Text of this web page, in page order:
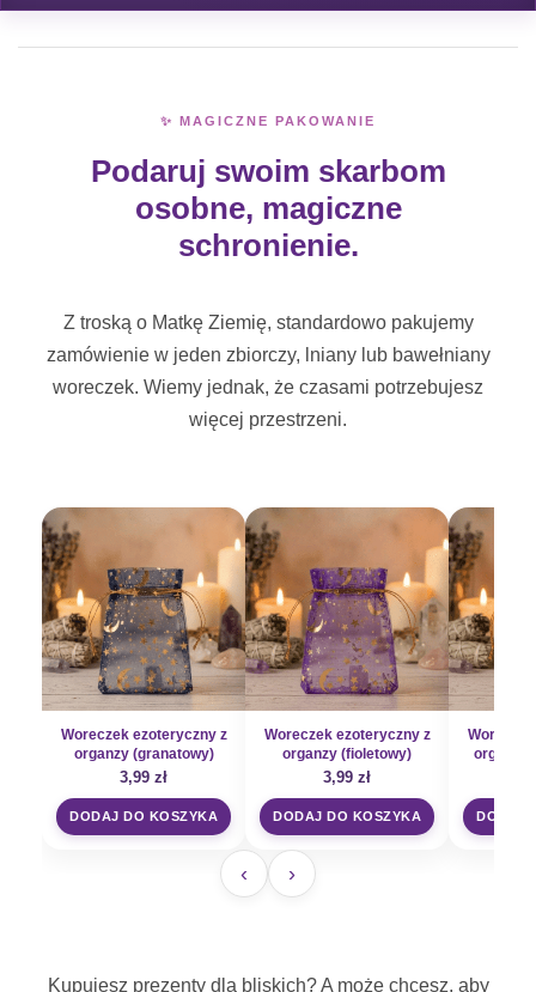
✨ MAGICZNE PAKOWANIE
Podaruj swoim skarbom
osobne, magiczne
schronienie.
Z troską o Matkę Ziemię, standardowo pakujemy
zamówienie w jeden zbiorczy, lniany lub bawełniany
woreczek. Wiemy jednak, że czasami potrzebujesz
więcej przestrzeni.
Woreczek ezoteryczny z
organzy (granatowy)
3,99 zł
DODAJ DO KOSZYKA
Woreczek ezoteryczny z
organzy (fioletowy)
3,99 zł
DODAJ DO KOSZYKA
organzy
DODAJ
‹ ›
Kupujesz prezenty dla bliskich? A może chcesz, aby